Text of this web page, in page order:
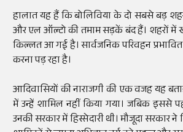
हालात यह हैं कि बोलिविया के दो सबसे बड़
और एल ऑल्टो की तमाम सड़कें बंद हैं। शहरों में
किल्लत आ गई है। सार्वजनिक परिवहन
करना पड़ रहा है।
आदिवासियों की नाराजगी की एक वजह यह
में उन्हें शामिल नहीं किया गया। जबिक
उनकी सरकार में हिस्सेदारी थी। मौजूदा सरकार